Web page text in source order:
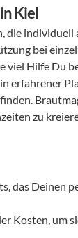
Kiel
die individuell
viel Hilfe Du
erfahrener
zu
das Deinen
Kosten, um